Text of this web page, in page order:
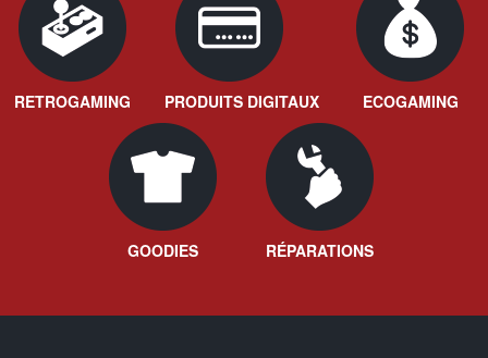
RETROGAMING PRODUITS DIGITAUX ECOGAMING
GOODIES RÉPARATIONS